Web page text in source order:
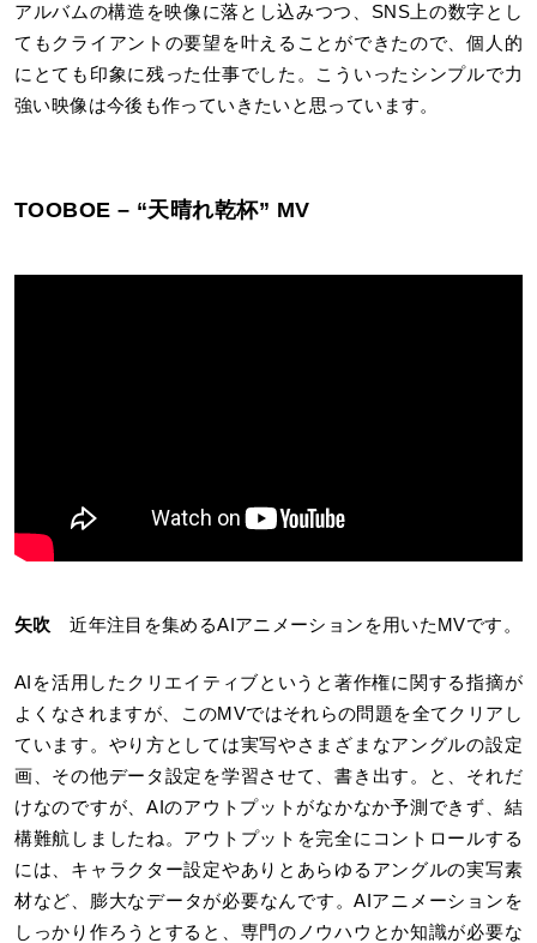
アルバムの構造を映像に落とし込みつつ、SNS上の数字とし
てもクライアントの要望を叶えることができたので、個人的
にとても印象に残った仕事でした。こういったシンプルで力
強い映像は今後も作っていきたいと思っています。
TOOBOE – “天晴れ乾杯” MV
矢吹近年注目を集めるAIアニメーションを用いたMVです。
AIを活用したクリエイティブというと著作権に関する指摘が
よくなされますが、このMVではそれらの問題を全てクリアし
ています。やり方としては実写やさまざまなアングルの設定
画、その他データ設定を学習させて、書き出す。と、それだ
けなのですが、AIのアウトプットがなかなか予測できず、結
構難航しましたね。アウトプットを完全にコントロールする
には、キャラクター設定やありとあらゆるアングルの実写素
材など、膨大なデータが必要なんです。AIアニメーションを
しっかり作ろうとすると、専門のノウハウとか知識が必要な